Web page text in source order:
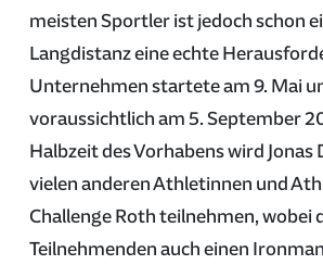
meisten Sportler ist jedoch schon
Langdistanz eine echte
Unternehmen startete am 9. Mai
voraussichtlich am 5. September
Halbzeit des Vorhabens wird
vielen anderen Athletinnen und
Challenge Roth teilnehmen, wobei
Teilnehmenden auch einen